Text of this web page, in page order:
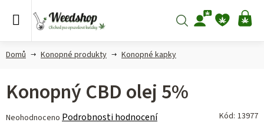
Hledat
Domů Konopné produkty Konopné kapky
Konopný CBD olej 5%
Průměrné
Neohodnoceno Podrobnosti hodnocení Kód: 13977